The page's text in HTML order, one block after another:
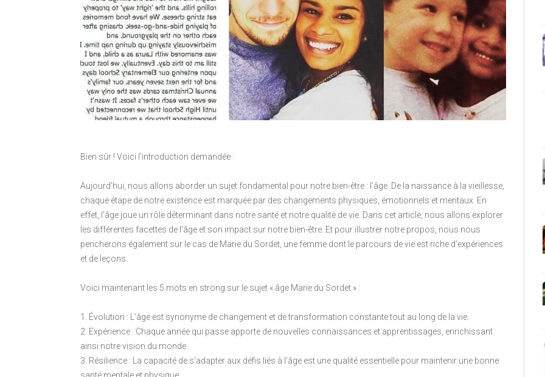
Bien sûr ! Voici l’introduction demandée :
Aujourd’hui, nous allons aborder un sujet fondamental pour notre bien-être : l’âge. De la naissance à la vieillesse,
chaque étape de notre existence est marquée par des changements physiques, émotionnels et mentaux. En
effet, l’âge joue un rôle déterminant dans notre santé et notre qualité de vie. Dans cet article, nous allons explorer
les différentes facettes de l’âge et son impact sur notre bien-être. Et pour illustrer notre propos, nous nous
pencherons également sur le cas de Marie du Sordet, une femme dont le parcours de vie est riche d’expériences
et de leçons.
Voici maintenant les 5 mots en strong sur le sujet « âge Marie du Sordet » :
1. Évolution : L’âge est synonyme de changement et de transformation constante tout au long de la vie.
2. Expérience : Chaque année qui passe apporte de nouvelles connaissances et apprentissages, enrichissant
ainsi notre vision du monde.
3. Résilience : La capacité de s’adapter aux défis liés à l’âge est une qualité essentielle pour maintenir une bonne